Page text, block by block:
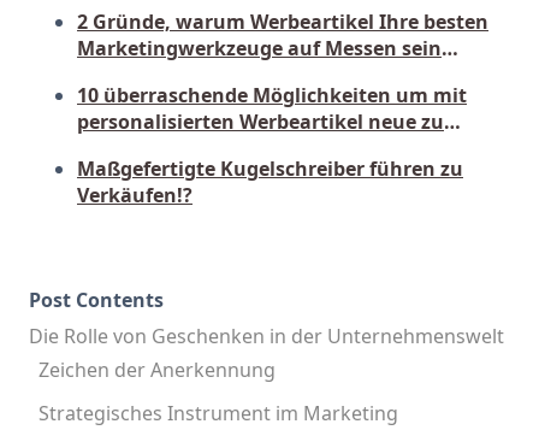
2 Gründe, warum Werbeartikel Ihre besten
Marketingwerkzeuge auf Messen sein
10 überraschende Möglichkeiten um mit
personalisierten Werbeartikel neue zu
Maßgefertigte Kugelschreiber führen zu
Verkäufen!?
Post Contents
Die Rolle von Geschenken in der Unternehmenswelt
Zeichen der Anerkennung
Strategisches Instrument im Marketing